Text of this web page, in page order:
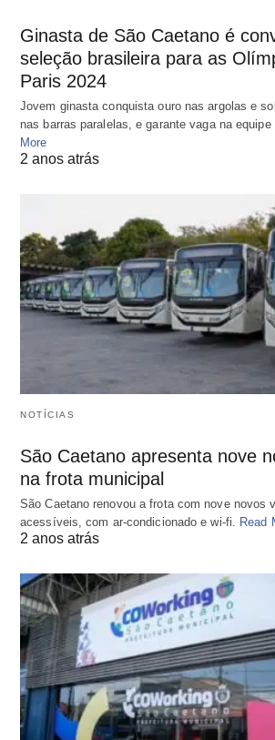
Ginasta de São Caetano é
seleção brasileira para as
Paris 2024
Jovem ginasta conquista ouro nas argolas e
nas barras paralelas, e garante vaga na
More
2 anos atrás
NOTÍCIAS
São Caetano apresenta nove
na frota municipal
São Caetano renovou a frota com nove novos
acessíveis, com ar-condicionado e wi-fi. Read
2 anos atrás